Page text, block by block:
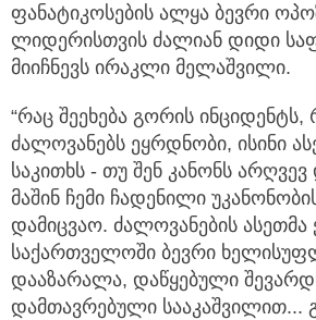
ფანატიკოსების ალყა ბევრი
ლიდერისთვის ძალიან დიდი
მიიჩნევს ირაკლი მელაშვილი.
“რაც შეეხება გორის ინციდენტს,
ძალოვანებს ეყრდნობი, ისინი
საკითხს - თუ შენ კანონს არღვევ
მაშინ ჩემი ჩადენილი
დამიცვაო. ძალოვანების ასეთმა
საქართველოში ბევრი
დააზარალა, დაწყებული
დამთავრებული სააკაშვილით...